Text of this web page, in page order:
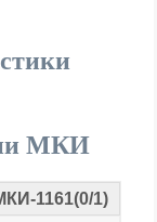
МКИ
1161(0/1)